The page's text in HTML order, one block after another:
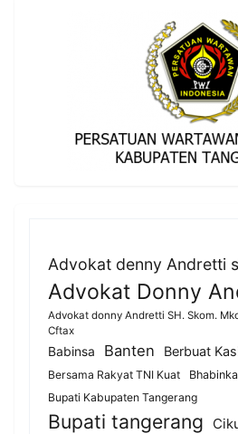
Advokat denny Andretti
Advokat Donny
Advokat donny Andretti SH. Skom.
Cftax
Babinsa Banten Berbuat
Bersama Rakyat TNI Kuat
Bupati Kabupaten Tangerang
Bupati tangerang